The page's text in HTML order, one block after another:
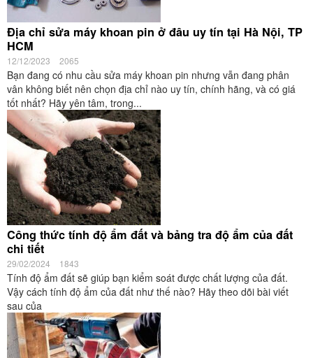
Địa chỉ sửa máy khoan pin ở đâu uy tín tại Hà Nội, TP
HCM
12/12/2023 2065
Bạn đang có nhu cầu sửa máy khoan pin nhưng vẫn đang phân
vân không biết nên chọn địa chỉ nào uy tín, chính hãng, và có giá
tốt nhất? Hãy yên tâm, trong...
Công thức tính độ ẩm đất và bảng tra độ ẩm của đất
chi tiết
29/02/2024 1843
Tính độ ẩm đất sẽ giúp bạn kiểm soát được chất lượng của đất.
Vậy cách tính độ ẩm của đất như thế nào? Hãy theo dõi bài viết
sau của